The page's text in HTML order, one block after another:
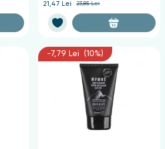
21,47 Lei 23,85 Lei
-7,79 Lei (10%)